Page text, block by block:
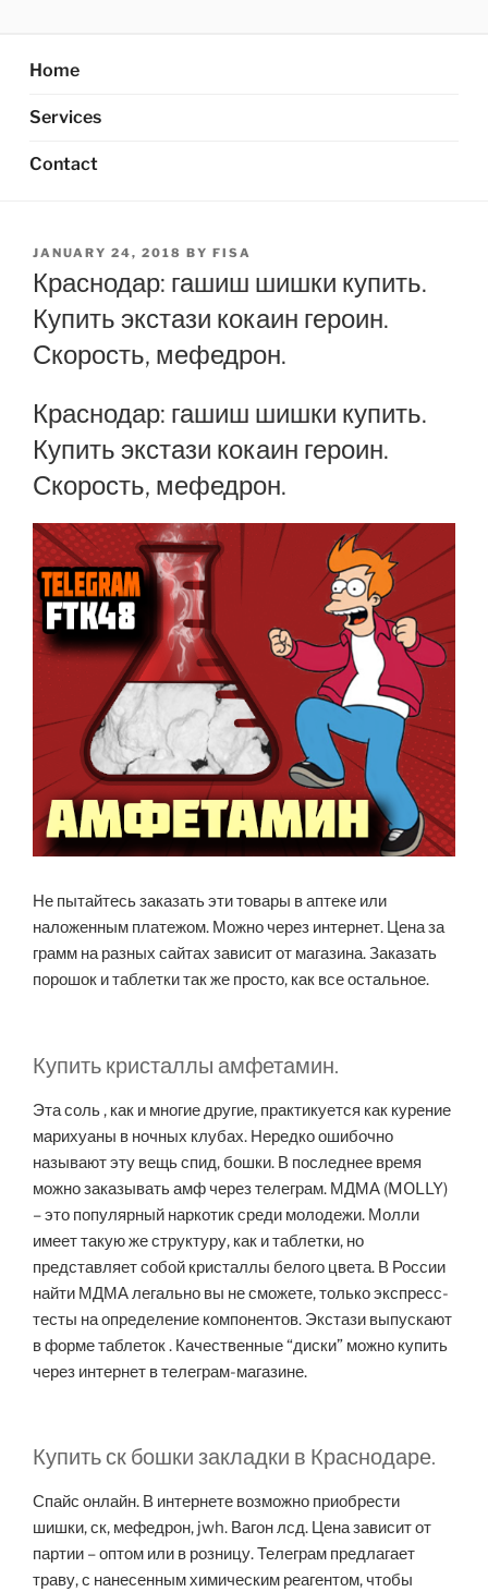
content
Home
Services
Contact
POSTED
ON
JANUARY 24, 2018 BY FISA
Краснодар: гашиш шишки купить.
Купить экстази кокаин героин.
Скорость, мефедрон.
Краснодар: гашиш шишки купить.
Купить экстази кокаин героин.
Скорость, мефедрон.
Не пытайтесь заказать эти товары в аптеке или
наложенным платежом. Можно через интернет. Цена за
грамм на разных сайтах зависит от магазина. Заказать
порошок и таблетки так же просто, как все остальное.
Купить кристаллы амфетамин.
Эта соль , как и многие другие, практикуется как курение
марихуаны в ночных клубах. Нередко ошибочно
называют эту вещь спид, бошки. В последнее время
можно заказывать амф через телеграм. МДМА (MOLLY)
– это популярный наркотик среди молодежи. Молли
имеет такую же структуру, как и таблетки, но
представляет собой кристаллы белого цвета. В России
найти МДМА легально вы не сможете, только экспресс-
тесты на определение компонентов. Экстази выпускают
в форме таблеток . Качественные “диски” можно купить
через интернет в телеграм-магазине.
Купить ск бошки закладки в Краснодаре.
Спайс онлайн. В интернете возможно приобрести
шишки, ск, мефедрон, jwh. Вагон лсд. Цена зависит от
партии – оптом или в розницу. Телеграм предлагает
траву, с нанесенным химическим реагентом, чтобы